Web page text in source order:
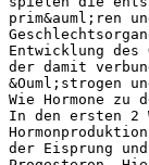
prim&auml;ren
Entwicklung des
der damit
&Ouml;strogen
Wie Hormone zu
In den ersten 2
der Eisprung